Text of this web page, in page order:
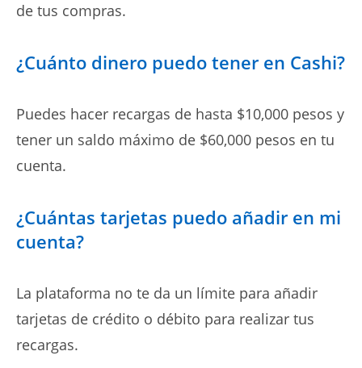
de tus compras.
¿Cuánto dinero puedo tener en Cashi?
Puedes hacer recargas de hasta $10,000 pesos y
tener un saldo máximo de $60,000 pesos en tu
cuenta.
¿Cuántas tarjetas puedo añadir en mi
cuenta?
La plataforma no te da un límite para añadir
tarjetas de crédito o débito para realizar tus
recargas.